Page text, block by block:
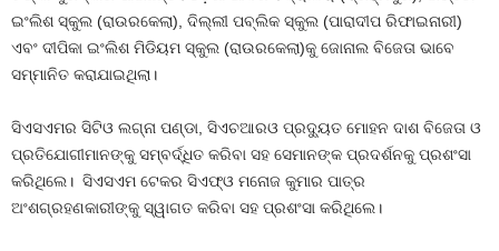
ଇଂଲିଶ ସ୍କୁଲ (ରାଉରକେଲା), ଦିଲ୍ଲୀ ପବ୍ଲିକ ସ୍କୁଲ (ପାରାଦୀପ ରିଫାଇନାରୀ)
ଏବଂ ଦୀପିକା ଇଂଲିଶ ମିଡିୟମ ସ୍କୁଲ (ରାଉରକେଲା)କୁ ଜୋନାଲ ବିଜେତା ଭାବେ
ସମ୍ମାନିତ କରାଯାଇଥିଲା।
ସିଏସଏମର ସିଟିଓ ଲଗ୍ନା ପଣ୍ଡା, ସିଏଚଆରଓ ପ୍ରଦ୍ୟୁତ ମୋହନ ଦାଶ ବିଜେତା ଓ
ପ୍ରତିଯୋଗୀମାନଙ୍କୁ ସମ୍ବର୍ଦ୍ଧିତ କରିବା ସହ ସେମାନଙ୍କ ପ୍ରଦର୍ଶନକୁ ପ୍ରଶଂସା
କରିଥିଲେ। ସିଏସଏମ ଟେକର ସିଏଫ୍ଓ ମନୋଜ କୁମାର ପାତ୍ର
ଅଂଶଗ୍ରହଣକାରୀଙ୍କୁ ସ୍ୱାଗତ କରିବା ସହ ପ୍ରଶଂସା କରିଥିଲେ।